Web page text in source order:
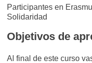
Participantes en
Solidaridad
Objetivos de
Al final de este curso